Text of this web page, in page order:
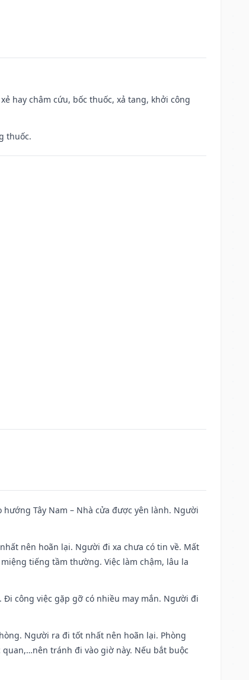
hay châm cứu, bốc thuốc, xả tang, khởi công
thuốc.
Tây Nam – Nhà cửa được yên lành. Người
nên hoãn lại. Người đi xa chưa có tin về. Mất
tiếng tầm thường. Việc làm chậm, lâu la
công việc gặp gỡ có nhiều may mắn. Người đi
Người ra đi tốt nhất nên hoãn lại. Phòng
tránh đi vào giờ này. Nếu bắt buộc